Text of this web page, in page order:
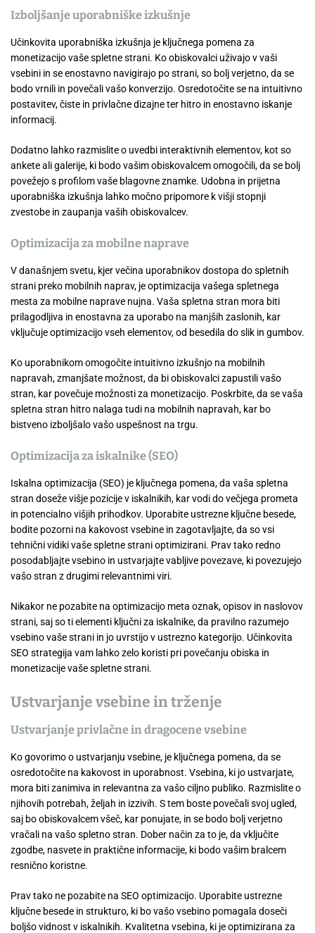
Izboljšanje uporabniške izkušnje
Učinkovita uporabniška izkušnja je ključnega pomena za
monetizacijo vaše spletne strani. Ko obiskovalci uživajo v vaši
vsebini in se enostavno navigirajo po strani, so bolj verjetno, da se
bodo vrnili in povečali vašo konverzijo. Osredotočite se na intuitivno
postavitev, čiste in privlačne dizajne ter hitro in enostavno iskanje
informacij.
Dodatno lahko razmislite o uvedbi interaktivnih elementov, kot so
ankete ali galerije, ki bodo vašim obiskovalcem omogočili, da se bolj
povežejo s profilom vaše blagovne znamke. Udobna in prijetna
uporabniška izkušnja lahko močno pripomore k višji stopnji
zvestobe in zaupanja vaših obiskovalcev.
Optimizacija za mobilne naprave
V današnjem svetu, kjer večina uporabnikov dostopa do spletnih
strani preko mobilnih naprav, je optimizacija vašega spletnega
mesta za mobilne naprave nujna. Vaša spletna stran mora biti
prilagodljiva in enostavna za uporabo na manjših zaslonih, kar
vključuje optimizacijo vseh elementov, od besedila do slik in gumbov.
Ko uporabnikom omogočite intuitivno izkušnjo na mobilnih
napravah, zmanjšate možnost, da bi obiskovalci zapustili vašo
stran, kar povečuje možnosti za monetizacijo. Poskrbite, da se vaša
spletna stran hitro nalaga tudi na mobilnih napravah, kar bo
bistveno izboljšalo vašo uspešnost na trgu.
Optimizacija za iskalnike (SEO)
Iskalna optimizacija (SEO) je ključnega pomena, da vaša spletna
stran doseže višje pozicije v iskalnikih, kar vodi do večjega prometa
in potencialno višjih prihodkov. Uporabite ustrezne ključne besede,
bodite pozorni na kakovost vsebine in zagotavljajte, da so vsi
tehnični vidiki vaše spletne strani optimizirani. Prav tako redno
posodabljajte vsebino in ustvarjajte vabljive povezave, ki povezujejo
vašo stran z drugimi relevantnimi viri.
Nikakor ne pozabite na optimizacijo meta oznak, opisov in naslovov
strani, saj so ti elementi ključni za iskalnike, da pravilno razumejo
vsebino vaše strani in jo uvrstijo v ustrezno kategorijo. Učinkovita
SEO strategija vam lahko zelo koristi pri povečanju obiska in
monetizacije vaše spletne strani.
Ustvarjanje vsebine in trženje
Ustvarjanje privlačne in dragocene vsebine
Ko govorimo o ustvarjanju vsebine, je ključnega pomena, da se
osredotočite na kakovost in uporabnost. Vsebina, ki jo ustvarjate,
mora biti zanimiva in relevantna za vašo ciljno publiko. Razmislite o
njihovih potrebah, željah in izzivih. S tem boste povečali svoj ugled,
saj bo obiskovalcem všeč, kar ponujate, in se bodo bolj verjetno
vračali na vašo spletno stran. Dober način za to je, da vključite
zgodbe, nasvete in praktične informacije, ki bodo vašim bralcem
resnično koristne.
Prav tako ne pozabite na SEO optimizacijo. Uporabite ustrezne
ključne besede in strukturo, ki bo vašo vsebino pomagala doseči
boljšo vidnost v iskalnikih. Kvalitetna vsebina, ki je optimizirana za